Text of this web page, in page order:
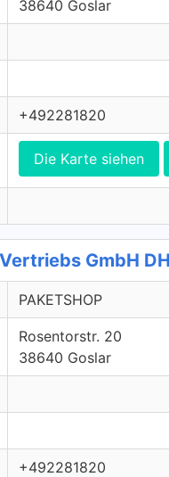
38640 Goslar
+492281820
Die Karte siehen
GmbH
PAKETSHOP
Rosentorstr. 20
38640 Goslar
+492281820